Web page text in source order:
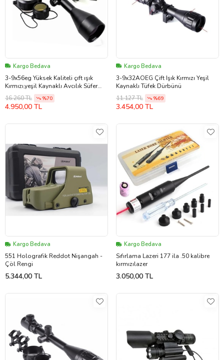
Kargo Bedava
3-9x56eg Yüksek Kaliteli çıft ışık
Kırmızı,yeşil Kaynaklı Avcılık Süfer
Tüfek Dürbün(b)
16.260 TL %70
4.950,00 TL
Kargo Bedava
3-9x32AOEG Çift Işık Kırmızı Yeşil
Kaynaklı Tüfek Dürbünü
11.127 TL
%69
3.454,00 TL
Kargo Bedava
551 Holografik Reddot Nişangah -
Çöl Rengi
5.344,00 TL
Kargo Bedava
Sıfırlama Lazeri 177 ila .50 kalibre
kırmızılazer
3.050,00 TL